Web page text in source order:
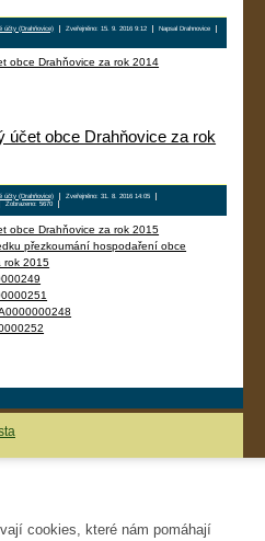
účty (Drahňovice) Zveřejněno: 15. 9. 2016 9:12
Napsal Drahnovice
obce Drahňovice za rok 2014
účet obce Drahňovice za rok
účty (Drahňovice)
Zveřejněno: 31. 8. 2016 14:05
Zobrazeno: 5670
obce Drahňovice za rok 2015
přezkoumání hospodaření obce
rok 2015
cookies, které nám pomáhají